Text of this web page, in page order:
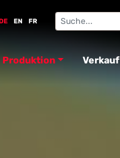
EN FR
Produktion Verkauf